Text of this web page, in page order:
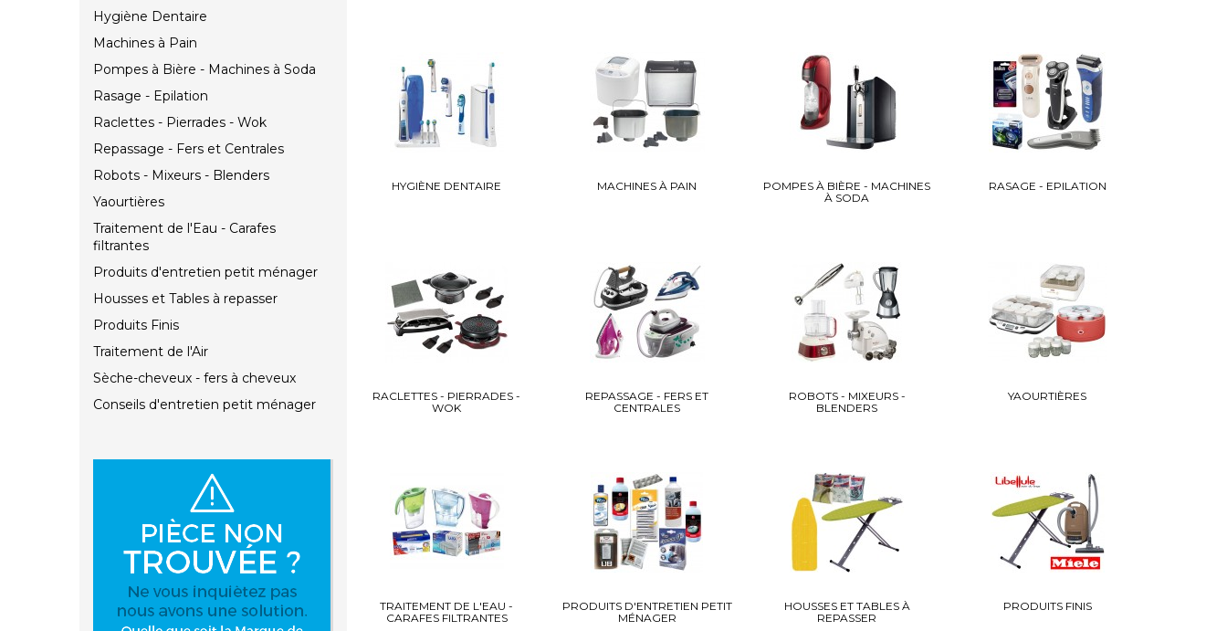
Hygiène Dentaire
Machines à Pain
Pompes à Bière - Machines à Soda
Rasage - Epilation
Raclettes - Pierrades - Wok
Repassage - Fers et Centrales
Robots - Mixeurs - Blenders
Yaourtières
Traitement de l'Eau - Carafes
filtrantes
Produits d'entretien petit ménager
Housses et Tables à repasser
Produits Finis
Traitement de l'Air
Sèche-cheveux - fers à cheveux
Conseils d'entretien petit ménager
HYGIÈNE DENTAIRE MACHINES À PAIN
POMPES À BIÈRE - MACHINES
À SODA
RASAGE - EPILATION
RACLETTES - PIERRADES -
WOK
REPASSAGE - FERS ET
CENTRALES
ROBOTS - MIXEURS -
BLENDERS
YAOURTIÈRES
TRAITEMENT DE L'EAU -
CARAFES FILTRANTES
PRODUITS D'ENTRETIEN PETIT
MÉNAGER
HOUSSES ET TABLES À
REPASSER
PRODUITS FINIS